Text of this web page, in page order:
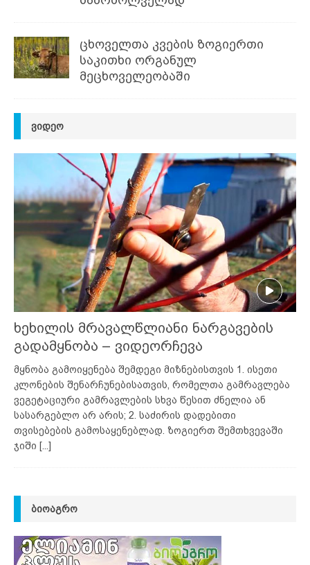
ცხოველთა კვების ზოგიერთი
საკითხი ორგანულ
მეცხოველეობაში
ᲕᲘᲓᲔᲝ
ხეხილის მრავალწლიანი ნარგავების
გადამყნობა – ვიდეორჩევა
მყნობა გამოიყენება შემდეგი მიზნებისთვის 1. ისეთი
კლონების შენარჩუნებისათვის, რომელთა გამრავლება
ვეგეტაციური გამრავლების სხვა წესით ძნელია ან
სასარგებლო არ არის; 2. საძირის დადებითი
თვისებების გამოსაყენებლად. ზოგიერთ შემთხვევაში
ჯიში [...]
ᲑᲘᲝᲐᲒᲠᲝ